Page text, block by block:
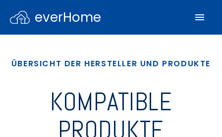
everHome
ÜBERSICHT DER HERSTELLER UND PRODUKTE
KOMPATIBLE
PRODUKTE